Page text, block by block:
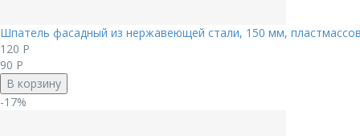
Шпатель фасадный из нержавеющей стали, 150 мм,
120 Р
90 Р
В корзину
-17%